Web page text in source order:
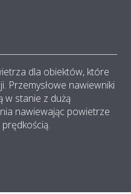
dla obiektów, które
Przemysłowe nawiewniki
w stanie z dużą
nawiewając powietrze